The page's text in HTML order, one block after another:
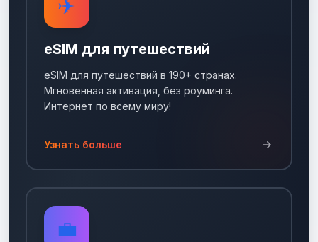
eSIM для путешествий
eSIM для путешествий в 190+ странах.
Мгновенная активация, без роуминга.
Интернет по всему миру!
Узнать больше
💼